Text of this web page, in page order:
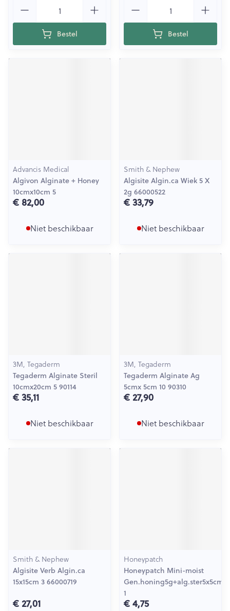
Bestel Bestel
Advancis Medical
Algivon Alginate + Honey
10cmx10cm 5
€ 82,00
Niet beschikbaar
Smith & Nephew
Algisite Algin.ca Wiek 5 X
2g 66000522
€ 33,79
Niet beschikbaar
3M, Tegaderm
Tegaderm Alginate Steril
10cmx20cm 5 90114
€ 35,11
Niet beschikbaar
3M, Tegaderm
Tegaderm Alginate Ag
5cmx 5cm 10 90310
€ 27,90
Niet beschikbaar
Smith & Nephew
Algisite Verb Algin.ca
15x15cm 3 66000719
€ 27,01
Honeypatch
Honeypatch Mini-moist
Gen.honing5g+alg.ster5x5cm
1
€ 4,75